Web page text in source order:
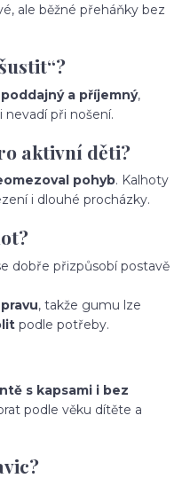
ale běžné přeháňky bez
a příjemný,
při nošení.
aktivní děti?
pohyb. Kalhoty
i dlouhé procházky.
dobře přizpůsobí postavě
, takže gumu lze
podle potřeby.
s kapsami i bez
podle věku dítěte a